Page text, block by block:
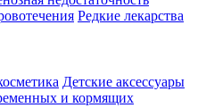
Редкие лекарства
Детские аксессуары
и кормящих